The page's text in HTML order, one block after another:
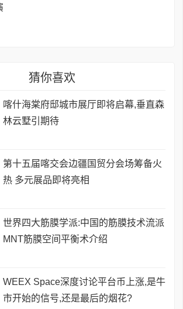
猜你喜欢
喀什海棠府邸城市展厅即将启幕,垂直森
林云墅引期待
第十五届喀交会边疆国贸分会场筹备火
热 多元展品即将亮相
世界四大筋膜学派:中国的筋膜技术流派
MNT筋膜空间平衡术介绍
WEEX Space深度讨论平台币上涨,是牛
市开始的信号,还是最后的烟花?